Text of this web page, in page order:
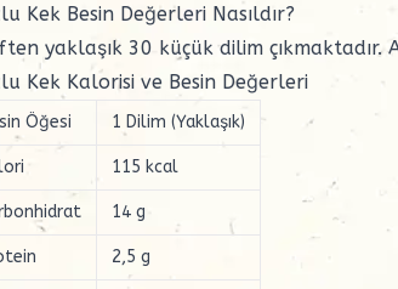
Kek Besin Değerleri Nasıldır?
yaklaşık 30 küçük dilim
Kek Kalorisi ve Besin Değerleri
Öğesi 1 Dilim (Yaklaşık)
115 kcal
14 g
2,5 g